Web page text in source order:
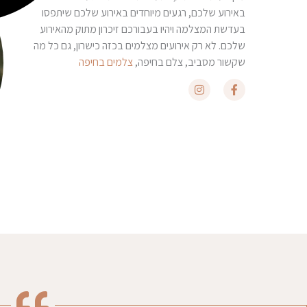
באירוע שלכם, רגעים מיוחדים באירוע שלכם שיתפסו
בעדשת המצלמה ויהיו בעבורכם זיכרון מתוק מהאירוע
שלכם. לא רק אירועים מצלמים בכזה כישרון, גם כל מה
שקשור מסביב, צלם בחיפה,צלמים בחיפה
F
a
I
n